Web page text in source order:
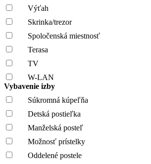
Výťah
Skrinka/trezor
Spoločenská miestnosť
Terasa
TV
W-LAN
Vybavenie izby
Súkromná kúpeľňa
Detská postieľka
Manželská posteľ
Možnosť prístelky
Oddelené postele